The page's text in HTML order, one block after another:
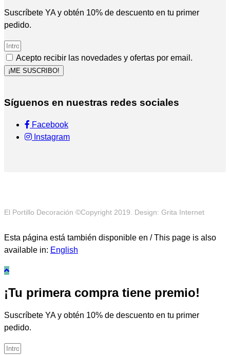
Suscríbete YA y obtén 10% de descuento en tu primer
pedido.
Acepto recibir las novedades y ofertas por email.
¡ME SUSCRIBO!
Síguenos en nuestras redes sociales
Facebook
Instagram
El Portillo Decoración ©Copyright 2019. Design: Grita Internet
Esta página está también disponible en / This page is also
available in: English
¡Tu primera compra tiene premio!
Suscríbete YA y obtén 10% de descuento en tu primer
pedido.